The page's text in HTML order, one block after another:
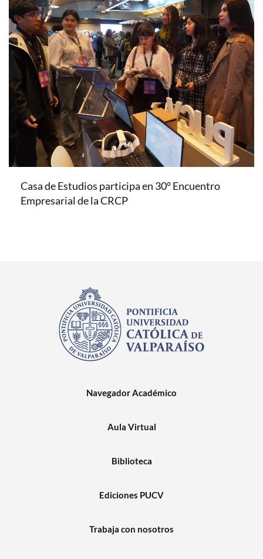
Casa de Estudios participa en 30° Encuentro
Empresarial de la CRCP
Navegador Académico
Aula Virtual
Biblioteca
Ediciones PUCV
Trabaja con nosotros